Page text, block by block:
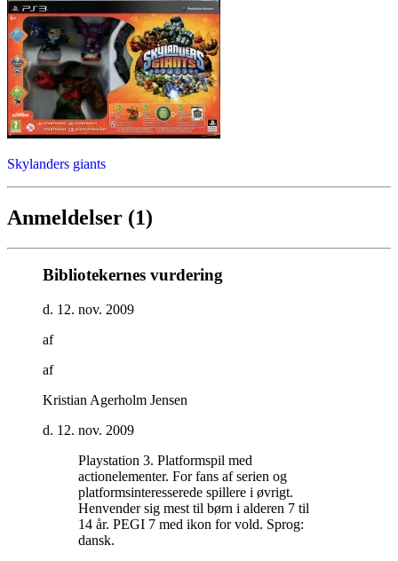
Skylanders giants
Anmeldelser (1)
Bibliotekernes vurdering
d. 12. nov. 2009
af
af
Kristian Agerholm Jensen
d. 12. nov. 2009
Playstation 3. Platformspil med
actionelementer. For fans af serien og
platformsinteresserede spillere i øvrigt.
Henvender sig mest til børn i alderen 7 til
14 år. PEGI 7 med ikon for vold. Sprog:
dansk.